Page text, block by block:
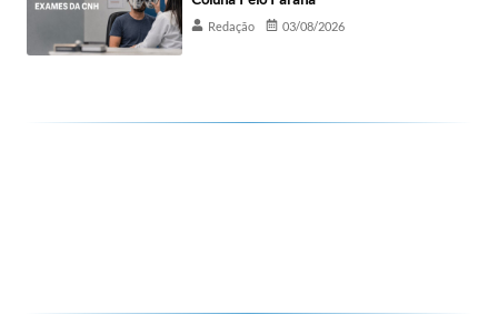
Redação 03/08/2026